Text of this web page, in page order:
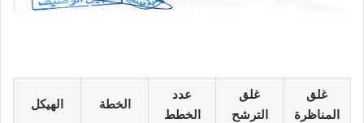
الهيكل الخطة
عدد
الخطط
غلق
الترشح
غلق
المناظرة